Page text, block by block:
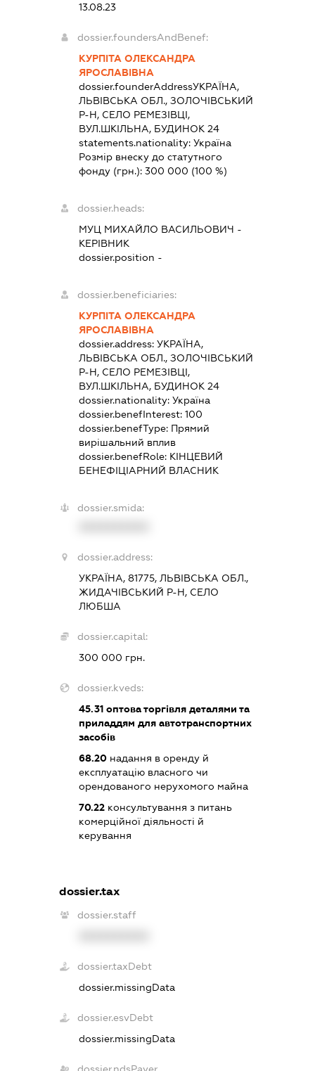
13.08.23
dossier.foundersAndBenef:
КУРПІТА ОЛЕКСАНДРА
ЯРОСЛАВІВНА
dossier.founderAddressУКРАЇНА,
ЛЬВІВСЬКА ОБЛ., ЗОЛОЧІВСЬКИЙ
Р-Н, СЕЛО РЕМЕЗІВЦІ,
ВУЛ.ШКІЛЬНА, БУДИНОК 24
statements.nationality: Україна
Розмір внеску до статутного
фонду (грн.): 300 000 (100 %)
dossier.heads:
МУЦ МИХАЙЛО ВАСИЛЬОВИЧ -
КЕРІВНИК
dossier.position -
dossier.beneficiaries:
КУРПІТА ОЛЕКСАНДРА
ЯРОСЛАВІВНА
dossier.address: УКРАЇНА,
ЛЬВІВСЬКА ОБЛ., ЗОЛОЧІВСЬКИЙ
Р-Н, СЕЛО РЕМЕЗІВЦІ,
ВУЛ.ШКІЛЬНА, БУДИНОК 24
dossier.nationality: Україна
dossier.benefInterest: 100
dossier.benefType: Прямий
вирішальний вплив
dossier.benefRole: КІНЦЕВИЙ
БЕНЕФІЦІАРНИЙ ВЛАСНИК
dossier.smida:
dossier.address:
УКРАЇНА, 81775, ЛЬВІВСЬКА ОБЛ.,
ЖИДАЧІВСЬКИЙ Р-Н, СЕЛО
ЛЮБША
dossier.capital:
300 000 грн.
dossier.kveds:
45.31оптова торгівля деталями та
приладдям для автотранспортних
засобів
68.20надання в оренду й
експлуатацію власного чи
орендованого нерухомого майна
70.22консультування з питань
комерційної діяльності й
керування
dossier.tax
dossier.staff
dossier.taxDebt
dossier.missingData
dossier.esvDebt
dossier.missingData